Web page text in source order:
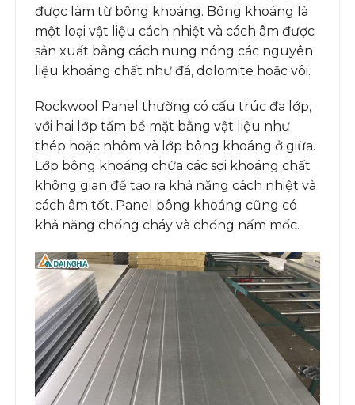
được làm từ bông khoáng. Bông khoáng là
một loại vật liệu cách nhiệt và cách âm được
sản xuất bằng cách nung nóng các nguyên
liệu khoáng chất như đá, dolomite hoặc vôi.
Rockwool Panel thường có cấu trúc đa lớp,
với hai lớp tấm bề mặt bằng vật liệu như
thép hoặc nhôm và lớp bông khoáng ở giữa.
Lớp bông khoáng chứa các sợi khoáng chất
không gian để tạo ra khả năng cách nhiệt và
cách âm tốt. Panel bông khoáng cũng có
khả năng chống cháy và chống nấm mốc.